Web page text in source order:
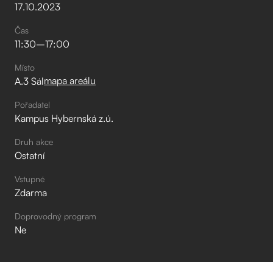
17.10.2023
Čas
11:30–⁠17:00
Místo
A.3 Sálmapa areálu
Pořadatel
Kampus Hybernská z.ú.
Druh akce
Ostatní
Vstupné
Zdarma
Doprovodný program
Ne